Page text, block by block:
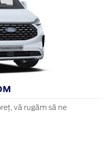
vă rugăm să ne